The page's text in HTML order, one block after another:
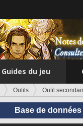
Guides du jeu
Outils Outil
Base de